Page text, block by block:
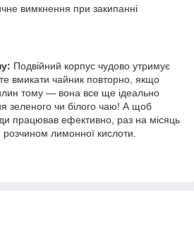
вимкнення при закипанні
Подвійний корпус чудово утримує
вмикати чайник повторно, якщо
тому — вона все ще ідеально
зеленого чи білого чаю! А щоб
працював ефективно, раз на місяць
лимонної кислоти.